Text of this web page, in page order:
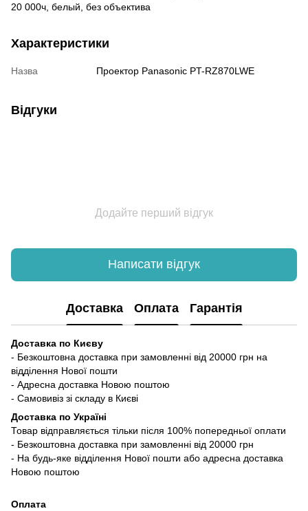
20 000ч, белый, без объектива
Характеристики
Назва Проектор Panasonic PT-RZ870LWE
Відгуки
Додайте перший відгук
Написати відгук
Доставка Оплата Гарантія
Доставка по Києву
- Безкоштовна доставка при замовленні від 20000 грн на
відділення Нової пошти
- Адресна доставка Новою поштою
- Самовивіз зі складу в Києві
Доставка по Україні
Товар відправляється тільки після 100% попередньої оплати
- Безкоштовна доставка при замовленні від 20000 грн
- На будь-яке відділення Нової пошти або адресна доставка
Новою поштою
Оплата